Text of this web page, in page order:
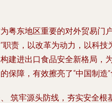
粤东地区重要的对外贸易门
职责，以改革为动力，以科
建进出口食品安全新格局，
保障，有效擦亮了“中国制造”
筑牢源头防线，夯实安全根